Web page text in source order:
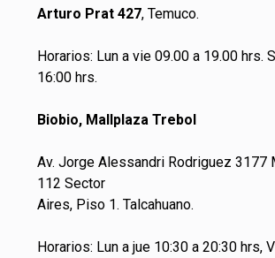
Arturo Prat 427, Temuco.
Horarios: Lun a vie 09.00 a 19.00 hrs.
16:00 hrs.
Biobio, Mallplaza Trebol
Av. Jorge Alessandri Rodriguez 3177
112 Sector
Aires, Piso 1. Talcahuano.
Horarios: Lun a jue 10:30 a 20:30 hrs,